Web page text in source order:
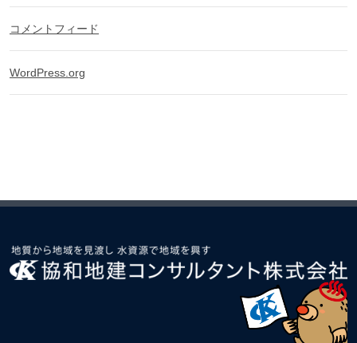
コメントフィード
WordPress.org